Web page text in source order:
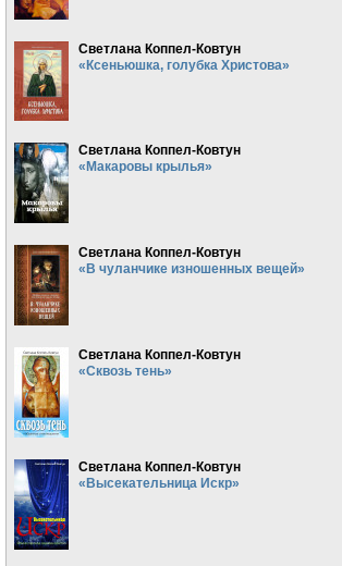
Светлана Коппел-Ковтун
«Ксеньюшка, голубка Христова»
Светлана Коппел-Ковтун
«Макаровы крылья»
Светлана Коппел-Ковтун
«В чуланчике изношенных вещей»
Светлана Коппел-Ковтун
«Сквозь тень»
Светлана Коппел-Ковтун
«Высекательница Искр»